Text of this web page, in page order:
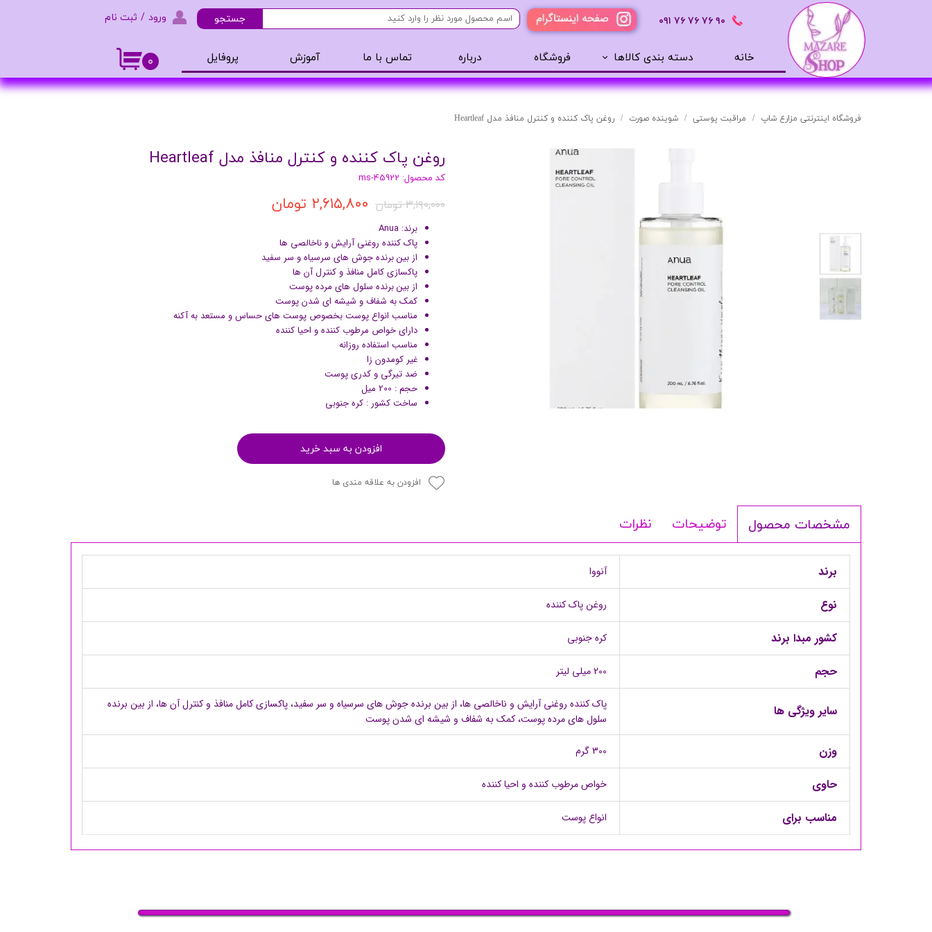
۰
ورود / ثبت نام
تغییر گذر واژه
٩٠ ٧۶ ٧۶ ٧۶ ٠٩١
خانه دسته بندی کالاها
محصولات بهداشتی
ضد آفتاب
ژل شستشوی صورت
سرم های پوستی
شامپو بدن
ترمیم کننده
لوسیون بدن
اسپری بدن
آرایشی
پنکک
تینت لب
رژ لب
مراقبت مو
سایه ابرو
روغن مو
ژل مو
حالت دهنده مو
شامپو سر
عطر و ادکلن
فروشگاه درباره تماس با ما آموزش پروفایل
جستجو
فروشگاه اینترنتی مزارع شاپ مراقبت پوستی شوینده صورت روغن پاک کننده و کنترل منافذ مدل Heartleaf
روغن پاک کننده و کنترل منافذ مدل Heartleaf
کد محصول: ms-45922
۳,۱۹۰,۰۰۰ تومان ۲,۶۱۵,۸۰۰ تومان
برند: Anua
پاک کننده روغنی آرایش و ناخالصی ها
از بین برنده جوش های سرسیاه و سر سفید
پاکسازی کامل منافذ و کنترل آن ها
از بین برنده سلول های مرده پوست
کمک به شفاف و شیشه ای شدن پوست
مناسب انواع پوست بخصوص پوست های حساس و مستعد به آکنه
دارای خواص مرطوب کننده و احیا کننده
مناسب استفاده روزانه
غیر کومدون زا
ضد تیرگی و کدری پوست
حجم : 200 میل
ساخت کشور : کره جنوبی
افزودن به سبد خرید
افزودن به علاقه مندی ها
مشخصات محصول توضیحات نظرات
برند آنووا
نوع روغن پاک کننده
کشور مبدا برند کره جنوبی
حجم 200 میلی لیتر
سایر ویژگی ها
پاک کننده روغنی آرایش و ناخالصی ها، از بین برنده جوش های سرسیاه و سر سفید، پاکسازی کامل منافذ و کنترل آن ها، از بین برنده
سلول های مرده پوست، کمک به شفاف و شیشه ای شدن پوست
وزن 300 گرم
حاوی خواص مرطوب کننده و احیا کننده
مناسب برای انواع پوست